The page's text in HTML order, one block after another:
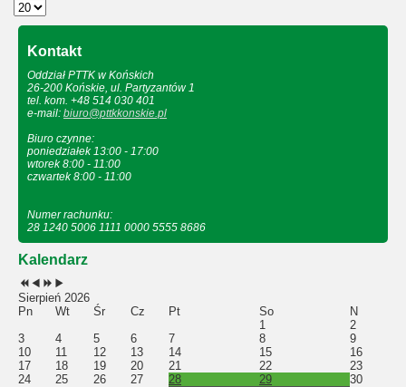
Kontakt
Oddział PTTK w Końskich
26-200 Końskie, ul. Partyzantów 1
tel. kom. +48 514 030 401
e-mail: biuro@pttkkonskie.pl
Biuro czynne:
poniedziałek 13:00 - 17:00
wtorek 8:00 - 11:00
czwartek 8:00 - 11:00
Numer rachunku:
28 1240 5006 1111 0000 5555 8686
Kalendarz
Sierpień 2026
Pn
Wt Śr Cz Pt So
N
1
2
3
4 5 6 7 8
9
10
11 12 13 14 15
16
17
18 19 20 21 22
23
24
25 26 27 28 29 30